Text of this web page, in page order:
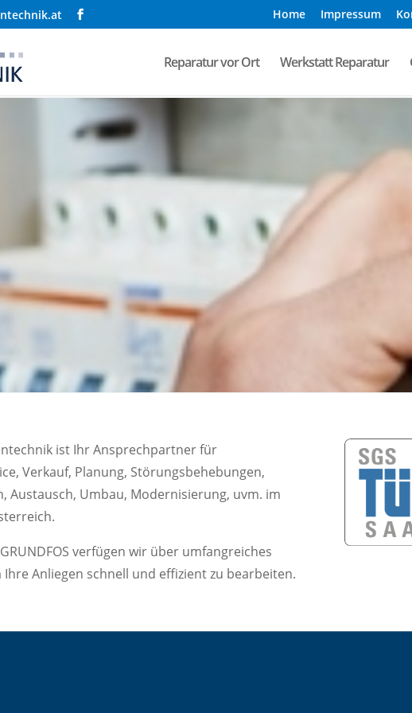
Home Impressum
Reparatur vor Ort Werkstatt Reparatur
ist Ihr Ansprechpartner für
Verkauf, Planung, Störungsbehebungen,
Umbau, Modernisierung, uvm. im
verfügen wir über umfangreiches
Anliegen schnell und effizient zu bearbeiten.